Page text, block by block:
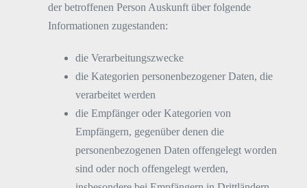
der betroffenen Person Auskunft über folgende
Informationen zugestanden:
die Verarbeitungszwecke
die Kategorien personenbezogener Daten, die
verarbeitet werden
die Empfänger oder Kategorien von
Empfängern, gegenüber denen die
personenbezogenen Daten offengelegt worden
sind oder noch offengelegt werden,